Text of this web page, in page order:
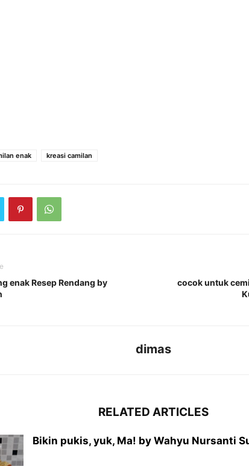
enak kreasi camilan
enak Resep Rendang by
cocok untuk
dimas
RELATED ARTICLES
Bikin pukis, yuk, Ma! by Wahyu Nursanti